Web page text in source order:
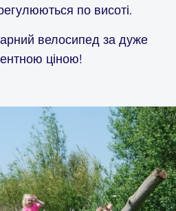
по висоті.
велосипед за дуже
ціною!